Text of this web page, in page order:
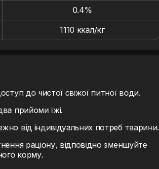
0.4%
1110 ккал/кг
до чистої свіжої питної води.
прийоми їжі.
від індивідуальних потреб тварини.
раціону, відповідно зменшуйте
корму.